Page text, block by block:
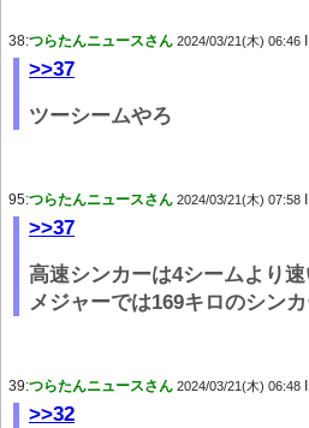
38:つらたんニュースさん 2024/03/21(木) 06:46
>>37
ツーシームやろ
95:つらたんニュースさん 2024/03/21(木) 07:58
>>37
高速シンカーは4シームより
メジャーでは169キロのシン
39:つらたんニュースさん 2024/03/21(木) 06:48
>>32